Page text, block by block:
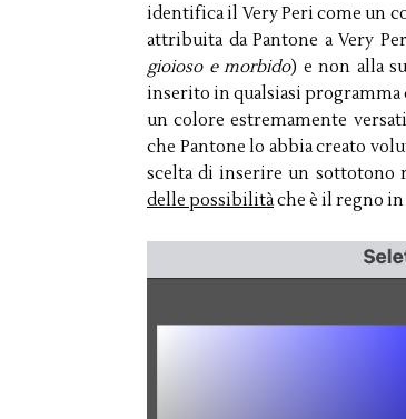
identifica il Very Peri come un
attribuita da Pantone a Very
gioioso e morbido) e non alla
inserito in qualsiasi programma
un colore estremamente
che Pantone lo abbia creato
scelta di inserire un sottotono
delle possibilitàche è il regno